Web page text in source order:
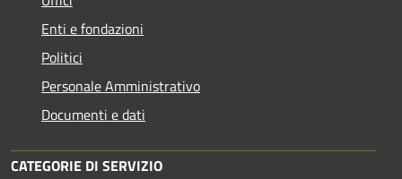
Enti e fondazioni
Politici
Personale Amministrativo
Documenti e dati
CATEGORIE DI SERVIZIO